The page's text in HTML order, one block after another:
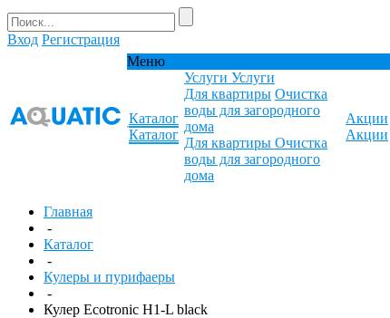
Вход Регистрация
Меню
Каталог
Каталог
Услуги Услуги
Для квартиры Очистка
воды для загородного
дома
Для квартиры Очистка
воды для загородного
дома
Акции
Акции
Главная
-
Каталог
-
Кулеры и пурифаеры
-
Кулер Ecotronic H1-L black